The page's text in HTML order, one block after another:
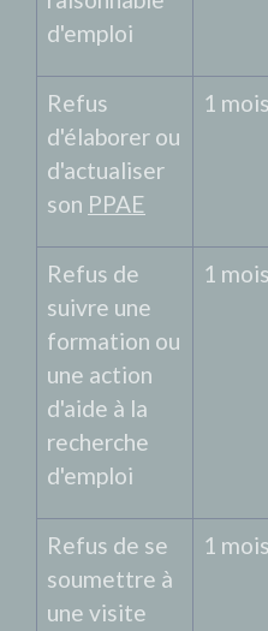
d'emploi
Refus
d'élaborer ou
d'actualiser
son PPAE
1 mois
Refus de
suivre une
formation ou
une action
d'aide à la
recherche
d'emploi
1 mois
Refus de se
soumettre à
une visite
1 mois